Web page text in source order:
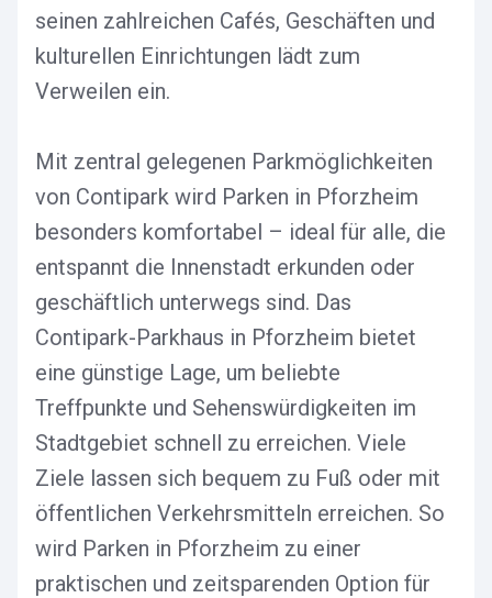
seinen zahlreichen Cafés, Geschäften und
kulturellen Einrichtungen lädt zum
Verweilen ein.
Mit zentral gelegenen Parkmöglichkeiten
von Contipark wird Parken in Pforzheim
besonders komfortabel – ideal für alle, die
entspannt die Innenstadt erkunden oder
geschäftlich unterwegs sind. Das
Contipark-Parkhaus in Pforzheim bietet
eine günstige Lage, um beliebte
Treffpunkte und Sehenswürdigkeiten im
Stadtgebiet schnell zu erreichen. Viele
Ziele lassen sich bequem zu Fuß oder mit
öffentlichen Verkehrsmitteln erreichen. So
wird Parken in Pforzheim zu einer
praktischen und zeitsparenden Option für